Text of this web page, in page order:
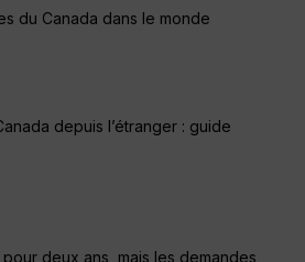
du Canada dans le monde
depuis l’étranger : guide
deux ans, mais les demandes